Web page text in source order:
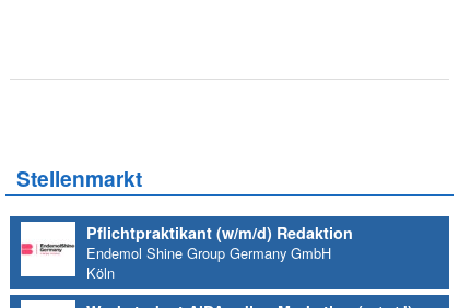
Stellenmarkt
Pflichtpraktikant (w/m/d) Redaktion
Endemol Shine Group Germany GmbH
Köln